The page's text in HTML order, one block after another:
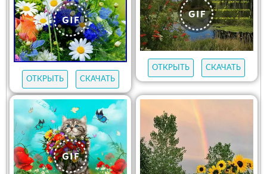
ОТКРЫТЬ СКАЧАТЬ
ОТКРЫТЬ СКАЧАТЬ